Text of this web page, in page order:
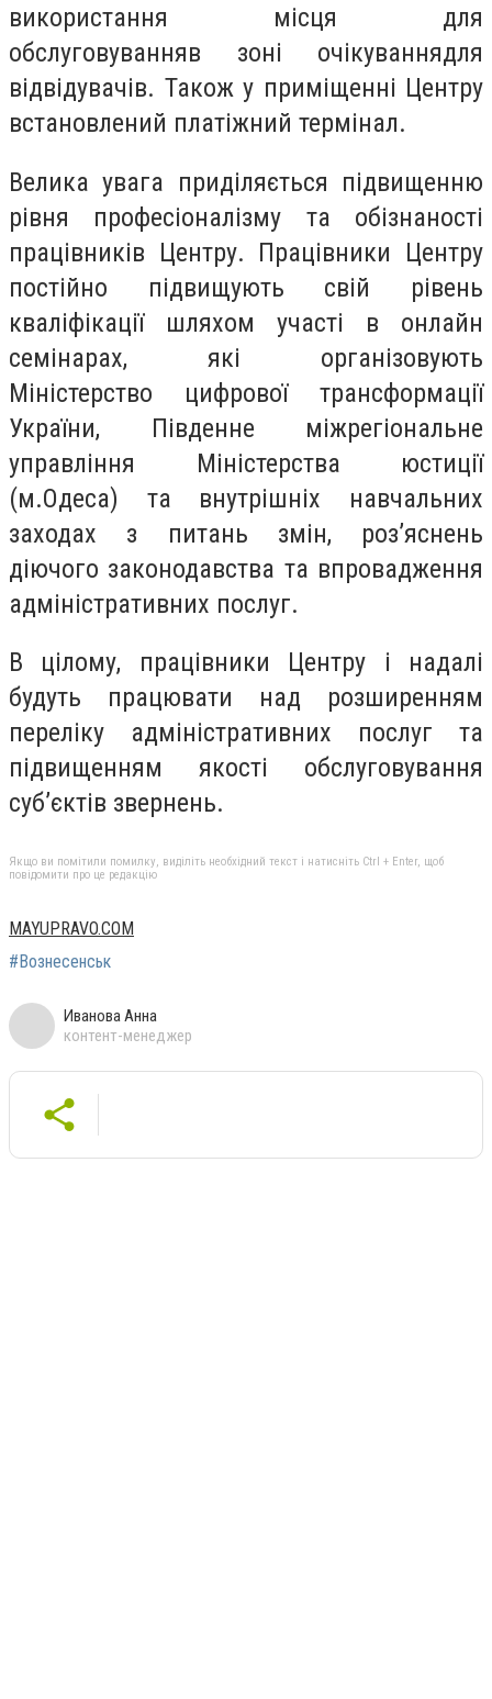
використання місця для
обслуговуванняв зоні очікуваннядля
відвідувачів. Також у приміщенні Центру
встановлений платіжний термінал.
Велика увага приділяється підвищенню
рівня професіоналізму та обізнаності
працівників Центру. Працівники Центру
постійно підвищують свій рівень
кваліфікації шляхом участі в онлайн
семінарах, які організовують
Міністерство цифрової трансформації
України, Південне міжрегіональне
управління Міністерства юстиції
(м.Одеса) та внутрішніх навчальних
заходах з питань змін, роз’яснень
діючого законодавства та впровадження
адміністративних послуг.
В цілому, працівники Центру і надалі
будуть працювати над розширенням
переліку адміністративних послуг та
підвищенням якості обслуговування
суб’єктів звернень.
Якщо ви помітили помилку, виділіть необхідний текст і натисніть Ctrl + Enter, щоб
повідомити про це редакцію
MAYUPRAVO.COM
#Вознесенськ
Иванова Анна
контент-менеджер